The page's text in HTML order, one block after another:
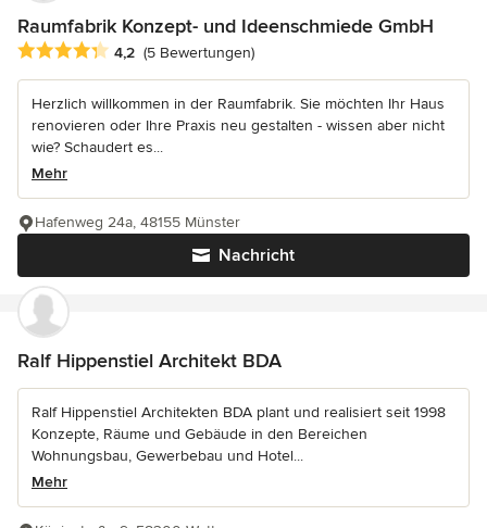
Raumfabrik Konzept- und Ideenschmiede GmbH
Durchschnittliche Bewertung: 4.2 von 5 Sternen
4,2 (5 Bewertungen)
Herzlich willkommen in der Raumfabrik. Sie möchten Ihr Haus
renovieren oder Ihre Praxis neu gestalten - wissen aber nicht
wie? Schaudert es...
Mehr
Nachricht
Hafenweg 24a, 48155 Münster
Ralf Hippenstiel Architekt BDA
Ralf Hippenstiel Architekten BDA plant und realisiert seit 1998
Konzepte, Räume und Gebäude in den Bereichen
Wohnungsbau, Gewerbebau und Hotel...
Mehr